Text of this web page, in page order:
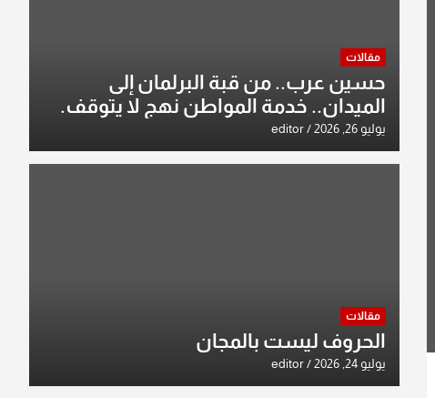
مقالات
حسين عرب.. من قبة البرلمان إلى
الميدان.. خدمة المواطن نهج لا يتوقف.
يوليو 26, 2026 editor
مقالات
الحروف ليست بالمجان
يوليو 24, 2026 editor